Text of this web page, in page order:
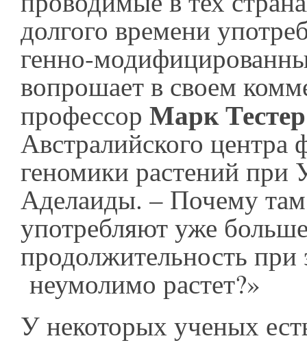
долгого времени
генно-
вопрошает в своем
профессор Марк
Австралийского центра
геномики растений при
Аделаиды. – Почему
употребляют уже
продолжительность при
неумолимо растет?»
У некоторых ученых